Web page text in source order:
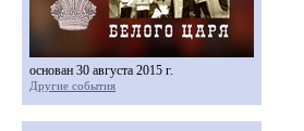
основан 30 августа 2015 г.
Другие события